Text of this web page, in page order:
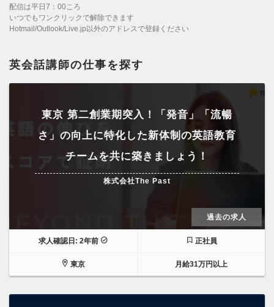
配信は平日7：00ころ
いつでもワンクリックで解除できます
Hotmail/Outlook/Live.jp以外のアドレスで登録ください
英会話講師の仕事を探す
東京 第二創業期突入！「発音」「流暢
さ」の向上に特化した新体制の英語教育
チームを共に築きましょう！
株式会社The Past
過去の求人
求人確認日: 2年前 正社員
東京 月給31万円以上